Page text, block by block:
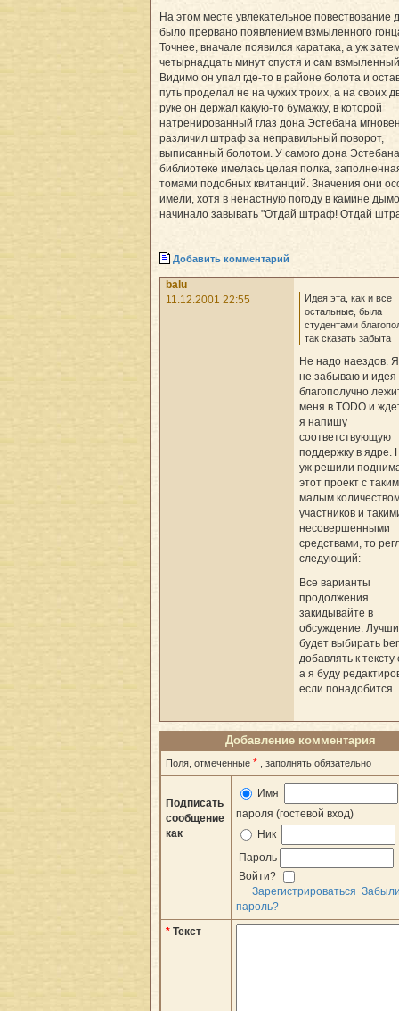
На этом месте увлекательное повествование
было прервано появлением взмыленного
Точнее, вначале появился каратака, а уж
четырнадцать минут спустя и сам
Видимо он упал где-то в районе болота и
путь проделал не на чужих троих, а на своих
руке он держал какую-то бумажку, в которой
натренированный глаз дона Эстебана
различил штраф за неправильный поворот,
выписанный болотом. У самого дона
библиотеке имелась целая полка,
томами подобных квитанций. Значения они
имели, хотя в ненастную погоду в камине
начинало завывать "Отдай штраф! Отдай
Добавить комментарий
balu
11.12.2001 22:55
Идея эта, как и все
остальные, была
студентами
так сказать забыта
Не надо наездов.
не забываю и идея
благополучно
меня в TODO и
я напишу
соответствующую
поддержку в ядре.
уж решили
этот проект с таким
малым
участников и
несовершенными
средствами, то
следующий:
Все варианты
продолжения
закидывайте в
обсуждение.
будет выбирать
добавлять к тексту
а я буду
если понадобится.
Добавление комментария
Поля, отмеченные * , заполнять обязательно
Подписать
сообщение
как
Имя
пароля (гостевой вход)
Ник
Пароль
Войти?
Зарегистрироваться
пароль?
* Текст